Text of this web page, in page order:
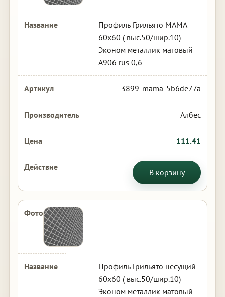
Профиль Грильято МАМА
60х60 ( выс.50/шир.10)
Эконом металлик матовый
А906 rus 0,6
3899-mama-5b6de77a
Албес
111.41
В корзину
Профиль Грильято несущий
60х60 ( выс.50/шир.10)
Эконом металлик матовый